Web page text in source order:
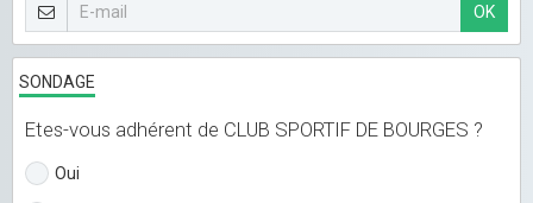
OK
SONDAGE
Etes-vous adhérent de CLUB SPORTIF DE BOURGES ?
Oui